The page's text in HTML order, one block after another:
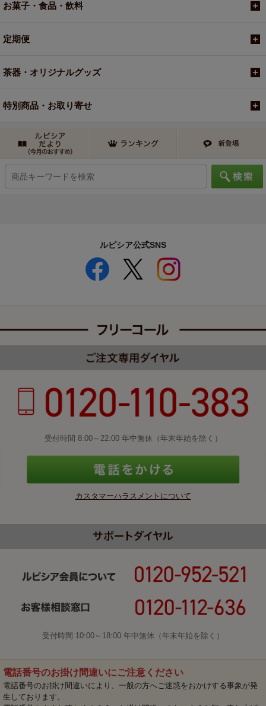
お菓子・食品・飲料
定期便
茶器・オリジナルグッズ
特別商品・お取り寄せ
ルピシア公式SNS
受付時間 8:00～22:00 年中無休（年末年始を除く）
カスタマーハラスメントについて
受付時間 10:00～18:00 年中無休（年末年始を除く）
電話番号のお掛け間違いにご注意ください
電話番号のお掛け間違いにより、一般の方へご迷惑をおかけする事象が発
生しております。